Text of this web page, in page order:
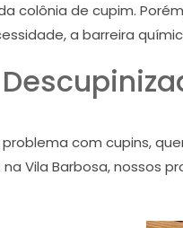
colônia de cupim.
a barreira
com cupins,
Vila Barbosa, nossos